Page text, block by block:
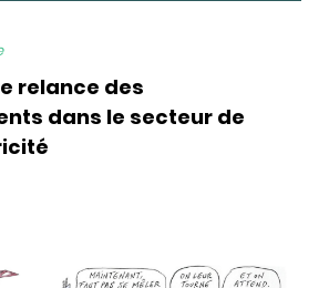
relance des
dans le secteur de